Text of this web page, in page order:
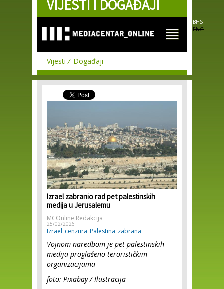
Skip to
main
VIJESTI I DOGAĐAJI
BHS
ENG
Vijesti Događaji
Izrael zabranio rad pet palestinskih
medija u Jerusalemu
MCOnline Redakcija
25/02/2026
Izrael cenzura Palestina zabrana
Vojnom naredbom je pet palestinskih
medija proglašeno terorističkim
organizacijama
foto: Pixabay / Ilustracija